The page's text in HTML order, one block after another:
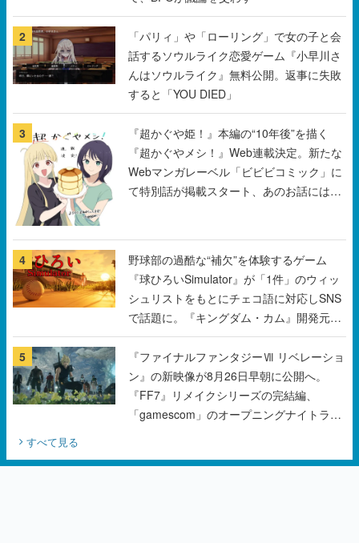
2
「パリィ」や「ローリング」で女の子と会
話するソウルライク恋愛ゲーム『小早川さ
んはソウルライク』無料公開。返事に失敗
すると「YOU DIED」
3
『超かぐや姫！』本編の“10年後”を描く
『超かぐやメシ！』Web連載決定。新たな
Webマンガレーベル「ビビビコミック」に
て特別話が掲載スタート、あのお話には…
4
野球部の過酷な“補欠”を体験するゲーム
『球ひろいSimulator』が「1件」のウィッ
シュリストをもとにチェコ語に対応しSNS
で話題に。『キングダム・カム』開発元や
チェコのプロ野球選手から称賛の声
5
『ファイナルファンタジーⅦ リベレーショ
ン』の新映像が8月26日早朝に公開へ。
『FF7』リメイクシリーズの完結編、
「gamescom」のオープニングナイトライ
すべて見る